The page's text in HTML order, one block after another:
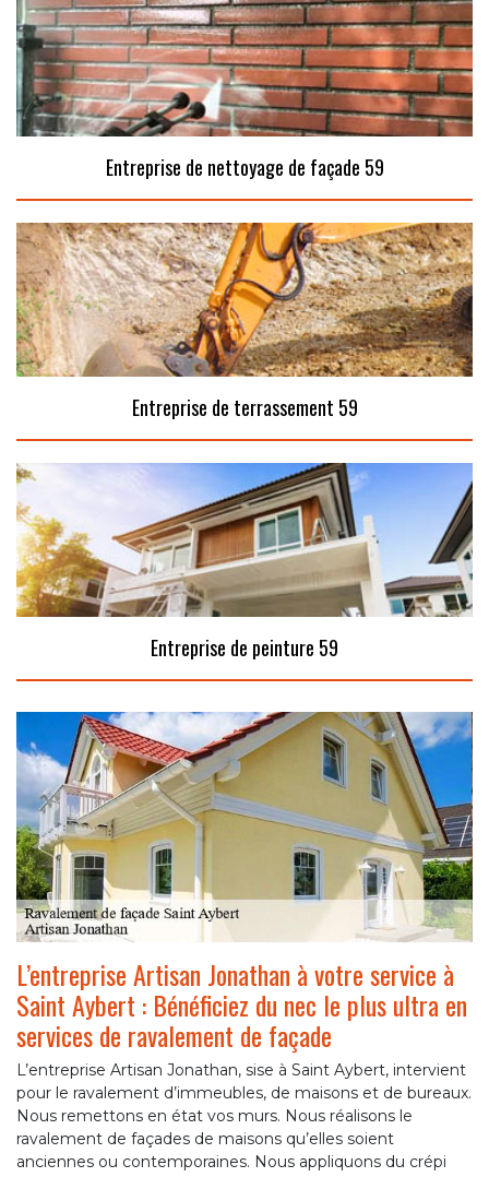
Entreprise de nettoyage de façade 59
Entreprise de terrassement 59
Entreprise de peinture 59
L’entreprise Artisan Jonathan à votre service à
Saint Aybert : Bénéficiez du nec le plus ultra en
services de ravalement de façade
L’entreprise Artisan Jonathan, sise à Saint Aybert, intervient
pour le ravalement d’immeubles, de maisons et de bureaux.
Nous remettons en état vos murs. Nous réalisons le
ravalement de façades de maisons qu’elles soient
anciennes ou contemporaines. Nous appliquons du crépi